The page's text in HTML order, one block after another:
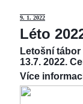
9. 1. 2022
Léto
Letošní
13.7. 2022.
Více